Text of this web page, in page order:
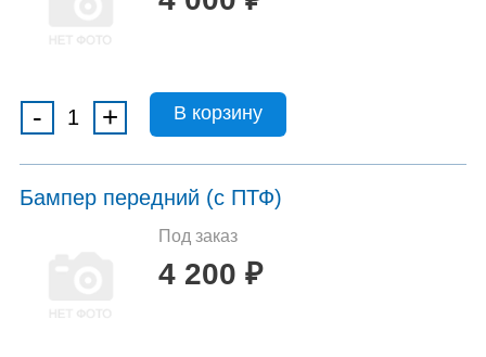
- +
Бампер передний (с ПТФ)
Под заказ
4 200 ₽